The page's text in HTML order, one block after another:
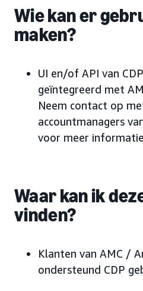
Wie kan er
maken?
UI en/of API van
geïntegreerd met
Neem contact op
accountmanagers
voor meer
Waar kan ik
vinden?
Klanten van AMC /
ondersteund CDP